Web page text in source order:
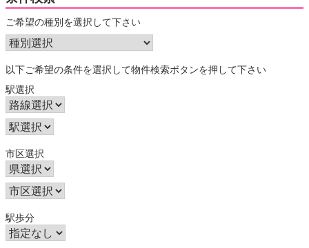
ご希望の種別を選択して下さい
以下ご希望の条件を選択して物件検索ボタンを押して下さい
駅選択
市区選択
駅歩分